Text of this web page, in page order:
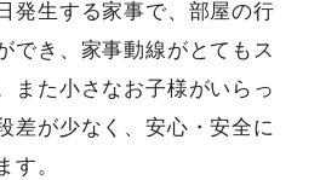
発生する家事で、部屋の行
でき、家事動線がとてもス
また小さなお子様がいらっ
差が少なく、安心・安全に
す。